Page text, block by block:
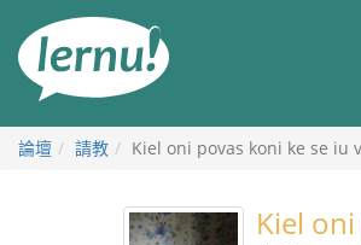
論壇 請教 Kiel oni povas koni ke se iu
Kiel